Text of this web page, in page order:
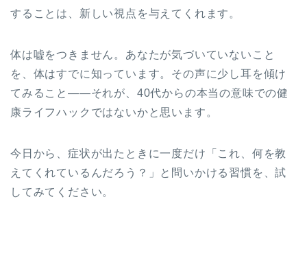
することは、新しい視点を与えてくれます。
体は嘘をつきません。あなたが気づいていないこと
を、体はすでに知っています。その声に少し耳を傾け
てみること——それが、40代からの本当の意味での健
康ライフハックではないかと思います。
今日から、症状が出たときに一度だけ「これ、何を教
えてくれているんだろう？」と問いかける習慣を、試
してみてください。